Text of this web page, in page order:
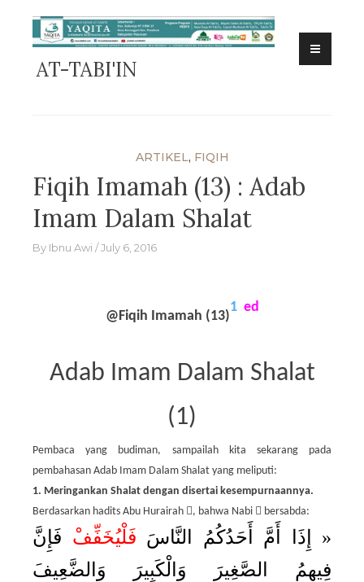
Skip
content
AT-TABI'IN
ARTIKEL, FIQIH
Fiqih Imamah (13) : Adab
Imam Dalam Shalat
By Ibnu Awi July 6, 2016
@Fiqih Imamah (13)
1 ed
Adab Imam Dalam Shalat
(1)
Pembaca yang budiman, sampailah kita sekarang pada
pembahasan Adab Imam Dalam Shalat yang meliputi:
1. Meringankan Shalat dengan disertai kesempurnaannya.
Berdasarkan hadits Abu Hurairah , bahwa Nabi  bersabda:
« إِذَا أَمَّ أَحَدُكُمُ النَّاسَ فَلْيُخَفِّف ْ فَإِنَّ
فِيهِمُ الصَّغِيرَ وَالْكَبِيرَ وَالضَّعِيفَ